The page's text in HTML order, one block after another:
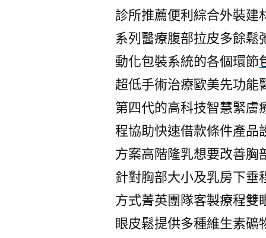
診所推薦便利綜合外裝建
系列醫療腹部拉皮多餘鬆
動化包裝系統的各個環節
超低手術治療歐美先功能
第四代的高科技智慧緊膚
程協助快速借款條件產品
方案高階隆乳想要改善胸
針對胸部大小及乳房下垂
方式菁英團隊客製療程雙
眼皮鬆提供多種維生素礦